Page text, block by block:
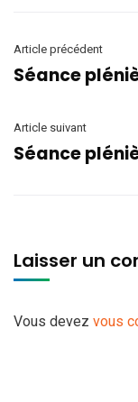
Article précédent
Séance
Article suivant
Séance
Laisser un
Vous devez vous